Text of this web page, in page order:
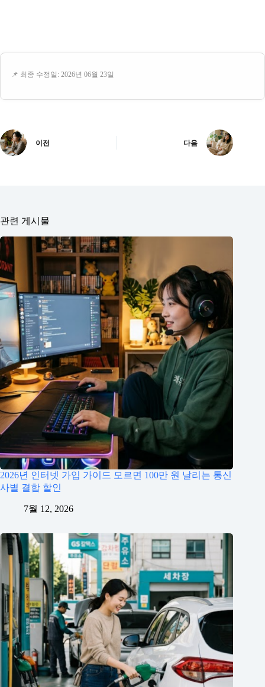
📌 최종 수정일: 2026년 06월 23일
이전 다음
관련 게시물
2026년 인터넷 가입 가이드 모르면 100만 원 날리는 통신
사별 결합 할인
7월 12, 2026